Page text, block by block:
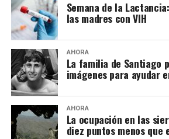
Semana de la
las madres con VIH
AHORA
La familia de Santiago
imágenes para ayudar
AHORA
La ocupación en las
diez puntos menos que